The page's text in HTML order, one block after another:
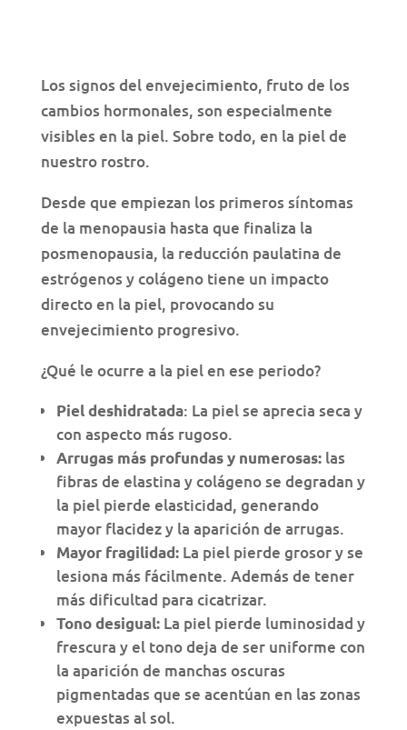
Los signos del envejecimiento, fruto de los
cambios hormonales, son especialmente
visibles en la piel. Sobre todo, en la piel de
nuestro rostro.
Desde que empiezan los primeros síntomas
de la menopausia hasta que finaliza la
posmenopausia, la reducción paulatina de
estrógenos y colágeno tiene un impacto
directo en la piel, provocando su
envejecimiento progresivo.
¿Qué le ocurre a la piel en ese periodo?
Piel deshidratada: La piel se aprecia seca y
con aspecto más rugoso.
Arrugas más profundas y numerosas:las
fibras de elastina y colágeno se degradan y
la piel pierde elasticidad, generando
mayor flacidez y la aparición de arrugas.
Mayor fragilidad:La piel pierde grosor y se
lesiona más fácilmente. Además de tener
más dificultad para cicatrizar.
Tono desigual:La piel pierde luminosidad y
frescura y el tono deja de ser uniforme con
la aparición de manchas oscuras
pigmentadas que se acentúan en las zonas
expuestas al sol.